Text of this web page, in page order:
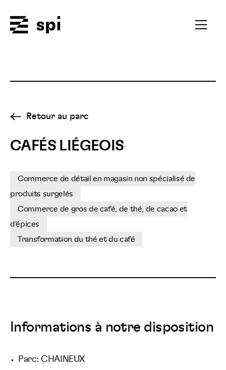
Ouvrir
Retour au parc
CAFÉS LIÉGEOIS
Commerce de détail en magasin non spécialisé de
produits surgelés
Commerce de gros de café, de thé, de cacao et
d'épices
Transformation du thé et du café
Informations à notre disposition
Parc: CHAINEUX